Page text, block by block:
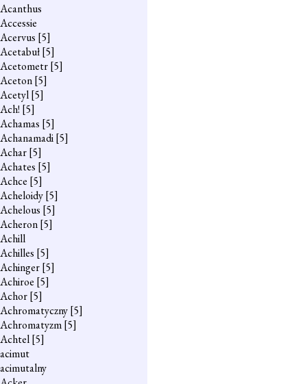
Acanthus
Accessie
Acervus [5]
Acetabuł[5]
Acetometr[5]
Aceton[5]
Acetyl[5]
Ach! [5]
Achamas [5]
Achanamadi[5]
Achar[5]
Achates [5]
Achce [5]
Acheloidy[5]
Achelous [5]
Acheron[5]
Achill
Achilles [5]
Achinger[5]
Achiroe [5]
Achor[5]
Achromatyczny[5]
Achromatyzm[5]
Achtel[5]
acimut
acimutalny